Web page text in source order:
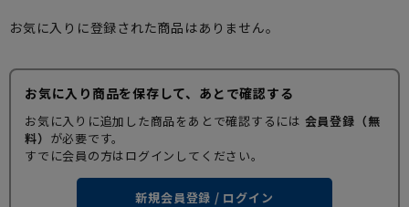
お気に入りに登録された商品はありません。
お気に入り商品を保存して、あとで確認する
お気に入りに追加した商品をあとで確認するには 会員登録（無
料） が必要です。
すでに会員の方はログインしてください。
新規会員登録 / ログイン